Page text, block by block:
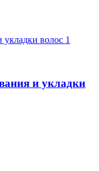
и укладки